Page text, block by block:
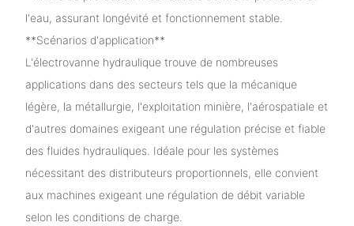
l'eau, assurant longévité et fonctionnement stable.
**Scénarios d'application**
L'électrovanne hydraulique trouve de nombreuses
applications dans des secteurs tels que la mécanique
légère, la métallurgie, l'exploitation minière, l'aérospatiale et
d'autres domaines exigeant une régulation précise et fiable
des fluides hydrauliques. Idéale pour les systèmes
nécessitant des distributeurs proportionnels, elle convient
aux machines exigeant une régulation de débit variable
selon les conditions de charge.